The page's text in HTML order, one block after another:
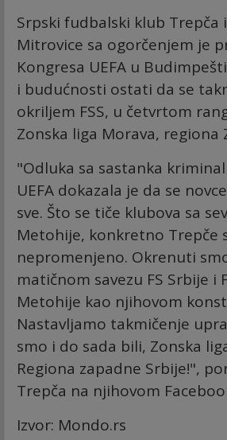
Srpski fudbalski klub Trepča
Mitrovice sa ogorčenjem je
Kongresa UEFA u
i budućnosti ostati da se
okriljem FSS, u četvrtom
Zonska liga Morava, regiona
"Odluka sa sastanka
UEFA dokazala je da se
sve. Što se tiče klubova sa
Metohije, konkretno Trepče
nepromenjeno. Okrenuti
matičnom savezu FS Srbije i
Metohije kao njihovom
Nastavljamo takmičenje
smo i do sada bili, Zonska
Regiona zapadne Srbije!",
Trepča na njihovom
Izvor: Mondo.rs